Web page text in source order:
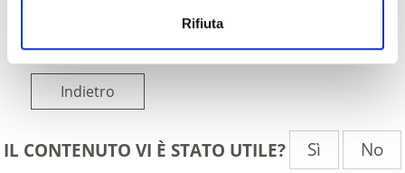
Rifiuta
Indietro
IL CONTENUTO VI È STATO UTILE? Sì No